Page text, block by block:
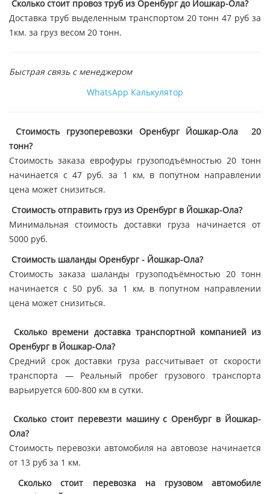
Сколько стоит провоз труб из Оренбург до Йошкар-Ола?
Доставка труб выделенным транспортом 20 тонн 47 руб за
1км. за груз весом 20 тонн.
Быстрая связь с менеджером
WhatsApp Калькулятор
Стоимость грузоперевозки Оренбург Йошкар-Ола 20
тонн?
Стоимость заказа еврофуры грузоподъёмностью 20 тонн
начинается с 47 руб. за 1 км, в попутном направлении
цена может снизиться.
Стоимость отправить груз из Оренбург в Йошкар-Ола?
Минимальная стоимость доставки груза начинается от
5000 руб.
Стоимость шаланды Оренбург - Йошкар-Ола?
Стоимость заказа шаланды грузоподъёмностью 20 тонн
начинается с 50 руб. за 1 км, в попутном направлении
цена может снизиться.
Сколько времени доставка транспортной компанией из
Оренбург в Йошкар-Ола?
Средний срок доставки груза рассчитывает от скорости
транспорта — Реальный пробег грузового транспорта
варьируется 600-800 км в сутки.
Сколько стоит перевезти машину с Оренбург в Йошкар-
Ола?
Стоимость перевозки автомобиля на автовозе начинается
от 13 руб за 1 км.
Сколько стоит перевозка на грузовом автомобиле